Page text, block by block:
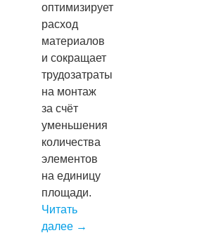
оптимизирует
расход
материалов
и сокращает
трудозатраты
на монтаж
за счёт
уменьшения
количества
элементов
на единицу
площади.
Читать
далее →